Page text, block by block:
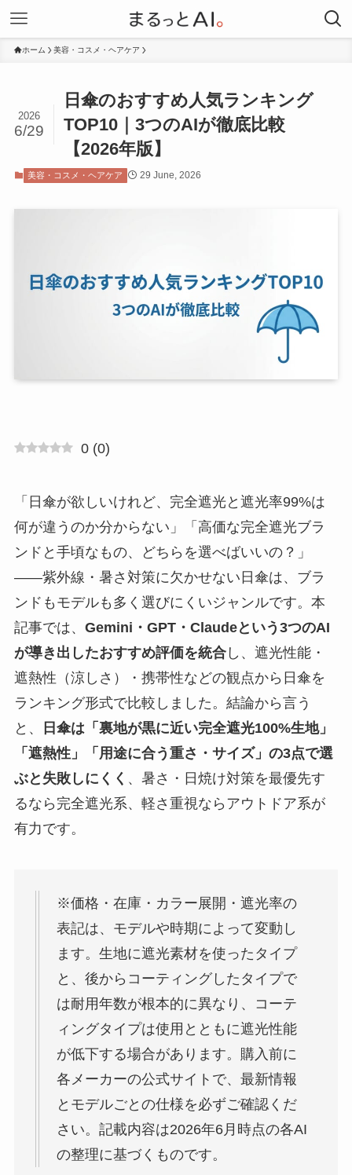
ホーム 美容・コスメ・ヘアケア
日傘のおすすめ人気ランキング
TOP10｜3つのAIが徹底比較
【2026年版】
2026
6/29
美容・コスメ・ヘアケア 29 June, 2026
0 (0)
「日傘が欲しいけれど、完全遮光と遮光率99%は
何が違うのか分からない」「高価な完全遮光ブラ
ンドと手頃なもの、どちらを選べばいいの？」
——紫外線・暑さ対策に欠かせない日傘は、ブラ
ンドもモデルも多く選びにくいジャンルです。本
記事では、 Gemini・GPT・Claudeという3つのAI
が導き出したおすすめ評価を統合し、遮光性能・
遮熱性（涼しさ）・携帯性などの観点から日傘を
ランキング形式で比較しました。結論から言う
と、
日傘は「裏地が黒に近い完全遮光100%生地」
「遮熱性」「用途に合う重さ・サイズ」の3点で選
ぶと失敗しにくく 、暑さ・日焼け対策を最優先す
るなら完全遮光系、軽さ重視ならアウトドア系が
有力です。
※価格・在庫・カラー展開・遮光率の
表記は、モデルや時期によって変動し
ます。生地に遮光素材を使ったタイプ
と、後からコーティングしたタイプで
は耐用年数が根本的に異なり、コーテ
ィングタイプは使用とともに遮光性能
が低下する場合があります。購入前に
各メーカーの公式サイトで、最新情報
とモデルごとの仕様を必ずご確認くだ
さい。記載内容は2026年6月時点の各AI
の整理に基づくものです。